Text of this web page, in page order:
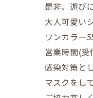
是非、遊び
大人可愛い
ワンカラー
営業時間(受
感染対策と
マスクをし